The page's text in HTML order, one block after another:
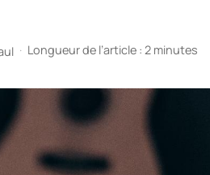
· Longueur de l’article : 2 minutes